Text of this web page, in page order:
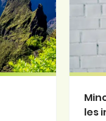
les